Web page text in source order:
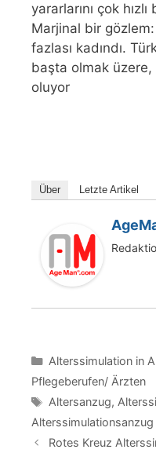
yararlarını çok
Marjinal bir gözlem:
fazlası kadındı.
başta olmak üzere,
oluyor
Über Letzte Artikel
Kategorien
Alterssimulation in
Pflegeberufen/ Ärzten
Schlagwörter
Altersanzug,
Alterssimulationsanzug
Rotes Kreuz